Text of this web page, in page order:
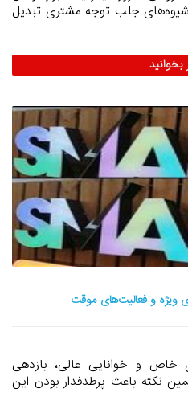
شیوه‌های جلب توجه مشتری تبدیل
بخوانید
ویژه و فعالیت‌های موقت
خاص و خوانایی عالی، بازدهی
نکته باعث پرطدفدار بودن این